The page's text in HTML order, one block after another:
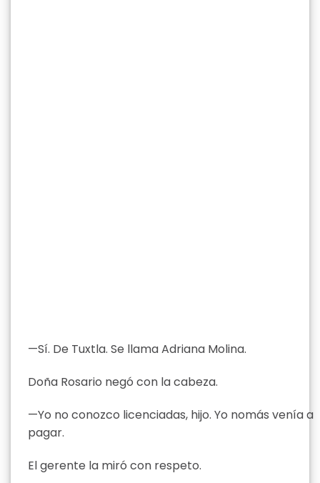
—Sí. De Tuxtla. Se llama Adriana Molina.
Doña Rosario negó con la cabeza.
—Yo no conozco licenciadas, hijo. Yo nomás venía a
pagar.
El gerente la miró con respeto.